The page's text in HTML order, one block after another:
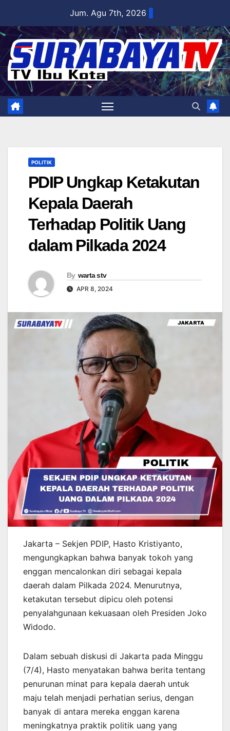
content
Jum. Agu 7th, 2026
POLITIK
PDIP Ungkap Ketakutan
Kepala Daerah
Terhadap Politik Uang
dalam Pilkada 2024
By warta stv
APR 8, 2024
Jakarta – Sekjen PDIP, Hasto Kristiyanto,
mengungkapkan bahwa banyak tokoh yang
enggan mencalonkan diri sebagai kepala
daerah dalam Pilkada 2024. Menurutnya,
ketakutan tersebut dipicu oleh potensi
penyalahgunaan kekuasaan oleh Presiden Joko
Widodo.
Dalam sebuah diskusi di Jakarta pada Minggu
(7/4), Hasto menyatakan bahwa berita tentang
penurunan minat para kepala daerah untuk
maju telah menjadi perhatian serius, dengan
banyak di antara mereka enggan karena
meningkatnya praktik politik uang yang